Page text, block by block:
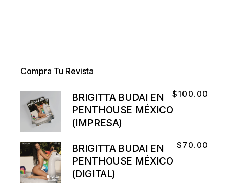
Compra Tu Revista
BRIGITTA BUDAI EN
PENTHOUSE MÉXICO
(IMPRESA)
$100.00
BRIGITTA BUDAI EN
PENTHOUSE MÉXICO
(DIGITAL)
$70.00